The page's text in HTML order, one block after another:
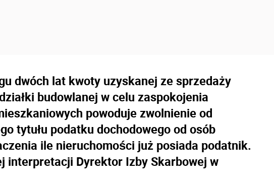
dwóch lat kwoty uzyskanej ze sprzedaży
budowlanej w celu zaspokojenia
powoduje zwolnienie od
tytułu podatku dochodowego od osób
ile nieruchomości już posiada podatnik.
interpretacji Dyrektor Izby Skarbowej w